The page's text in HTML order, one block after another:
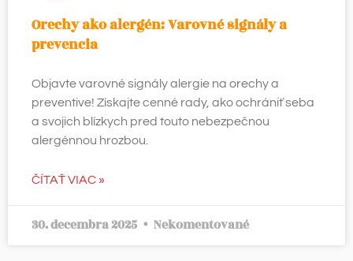
Orechy ako alergén: Varovné signály a
prevencia
Objavte varovné signály alergie na orechy a
preventive! Získajte cenné rady, ako ochrániť seba
a svojich blízkych pred touto nebezpečnou
alergénnou hrozbou.
ČÍTAŤ VIAC »
30. decembra 2025 Nekomentované